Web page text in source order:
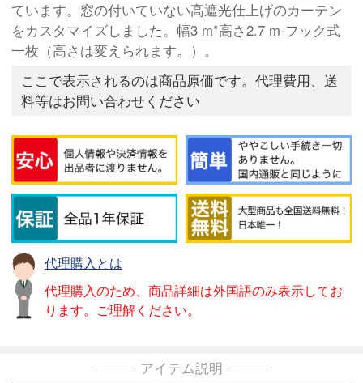
ています。窓の付いていない高遮光仕上げのカーテン
をカスタマイズしました。幅3 m*高さ2.7 m-フック式
一枚（高さは変えられます。）。
ここで表示されるのは商品原価です。代理費用、送
料等はお問い合わせください
代理購入とは
代理購入のため、商品詳細は外国語のみ表示してお
ります。ご理解ください。
アイテム説明